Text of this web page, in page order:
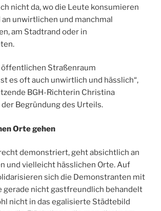
nicht da, wo die Leute konsumieren
an unwirtlichen und manchmal
am Stadtrand oder in
öffentlichen Straßenraum
es oft auch unwirtlich und hässlich“,
BGH-Richterin Christina
Begründung des Urteils.
Orte gehen
demonstriert, geht absichtlich an
und vielleicht hässlichen Orte. Auf
sich die Demonstranten mit
gerade nicht gastfreundlich behandelt
nicht in das egalisierte Städtebild